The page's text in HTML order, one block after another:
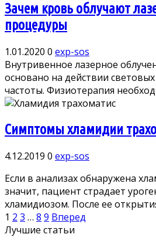
Зачем кровь облучают
процедуры
1.01.2020 0 exp-sos
Внутривенное лазерное
основано на действии
частоты. Физиотерапия
Симптомы хламидии
4.12.2019 0 exp-sos
Если в анализах обнаружена
значит, пациент страдает
хламидиозом. После ее
Пагинация
записей
1 2 3 … 8 9 Вперед
Лучшие статьи